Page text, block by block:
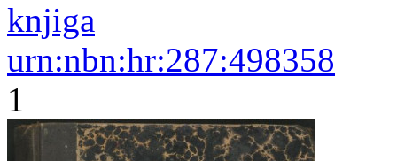
knjiga
urn:nbn:hr:287:498358
1